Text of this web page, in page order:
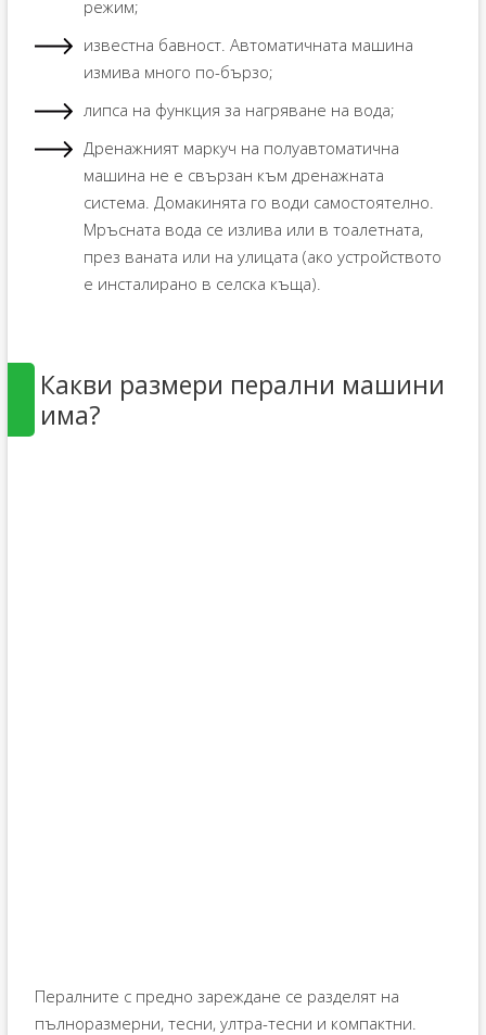
режим;
известна бавност. Автоматичната машина
измива много по-бързо;
липса на функция за нагряване на вода;
Дренажният маркуч на полуавтоматична
машина не е свързан към дренажната
система. Домакинята го води самостоятелно.
Мръсната вода се излива или в тоалетната,
през ваната или на улицата (ако устройството
е инсталирано в селска къща).
Какви размери перални машини
има?
Пералните с предно зареждане се разделят на
пълноразмерни, тесни, ултра-тесни и компактни.